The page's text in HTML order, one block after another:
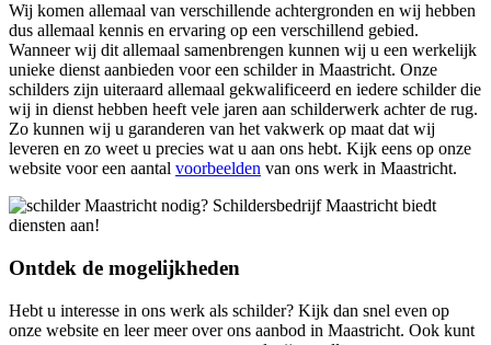
Wij komen allemaal van verschillende achtergronden en wij hebben
dus allemaal kennis en ervaring op een verschillend gebied.
Wanneer wij dit allemaal samenbrengen kunnen wij u een werkelijk
unieke dienst aanbieden voor een schilder in Maastricht. Onze
schilders zijn uiteraard allemaal gekwalificeerd en iedere schilder die
wij in dienst hebben heeft vele jaren aan schilderwerk achter de rug.
Zo kunnen wij u garanderen van het vakwerk op maat dat wij
leveren en zo weet u precies wat u aan ons hebt. Kijk eens op onze
website voor een aantal voorbeelden van ons werk in Maastricht.
Ontdek de mogelijkheden
Hebt u interesse in ons werk als schilder? Kijk dan snel even op
onze website en leer meer over ons aanbod in Maastricht. Ook kunt